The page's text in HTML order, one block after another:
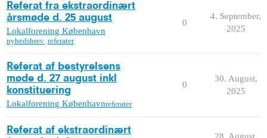
Referat fra ekstraordinært
årsmøde d. 25 august
Lokalforening København
nyhedsbrev, referater
0
4. September,
2025
Referat af bestyrelsens
møde d. 27 august inkl
konstituering
Lokalforening Københavnreferater
0
30. August,
2025
Referat af ekstraordinært
28. August,